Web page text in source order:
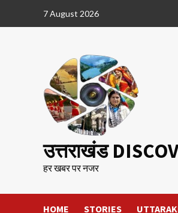
7 August 2026
उत्तराखंड
हर खबर पर नजर
HOME STORIES